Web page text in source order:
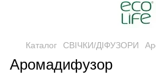
Каталог СВІЧКИ/ДІФУЗОРИ
Аромадифузор